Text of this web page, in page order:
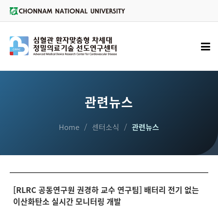
관련뉴스
Home 센터소식 관련뉴스
[RLRC 공동연구원 권경하 교수 연구팀] 배터리 전기 없는
이산화탄소 실시간 모니터링 개발